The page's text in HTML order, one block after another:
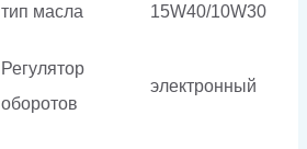
тип масла
15W40/10W30
Регулятор
оборотов
электронный